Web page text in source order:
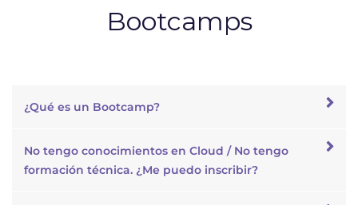
Bootcamps
¿Qué es un Bootcamp?
No tengo conocimientos en Cloud / No tengo
formación técnica. ¿Me puedo inscribir?